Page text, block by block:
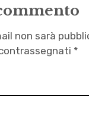
non sarà
*